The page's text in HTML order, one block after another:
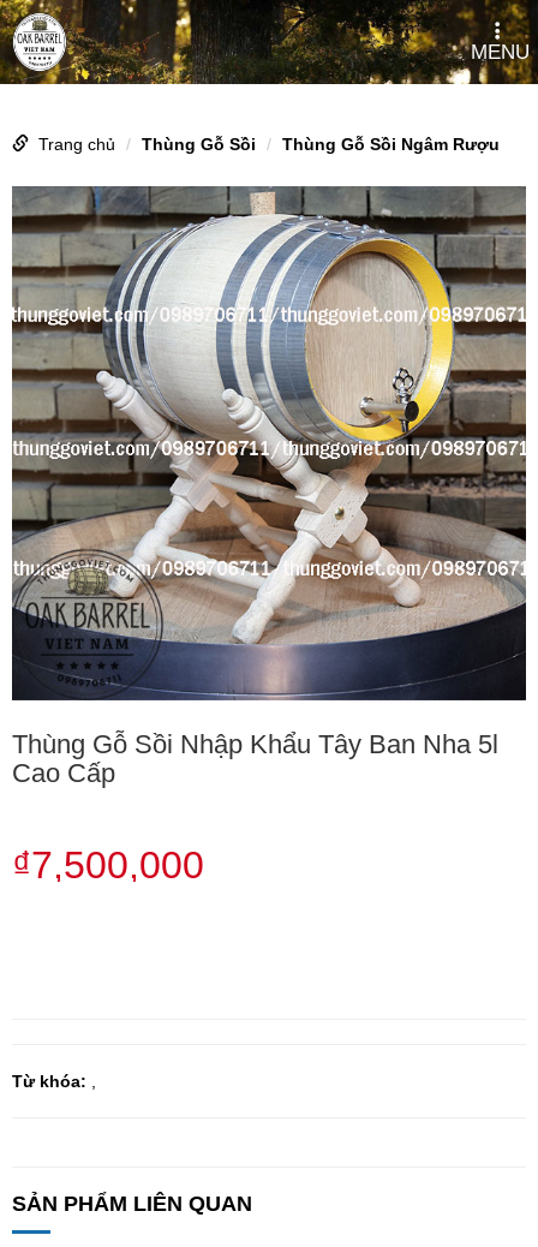
MENU
Trang chủ Thùng Gỗ Sồi Thùng Gỗ Sồi Ngâm Rượu
Thùng Gỗ Sồi Nhập Khẩu Tây Ban Nha 5l
Cao Cấp
₫7,500,000
Từ khóa:
SẢN PHẨM LIÊN QUAN